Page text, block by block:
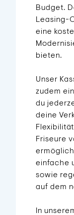
Budget.
Leasing-
eine
bieten.
Unser
zudem
du
deine
Friseure
einfache
sowie
auf dem
In